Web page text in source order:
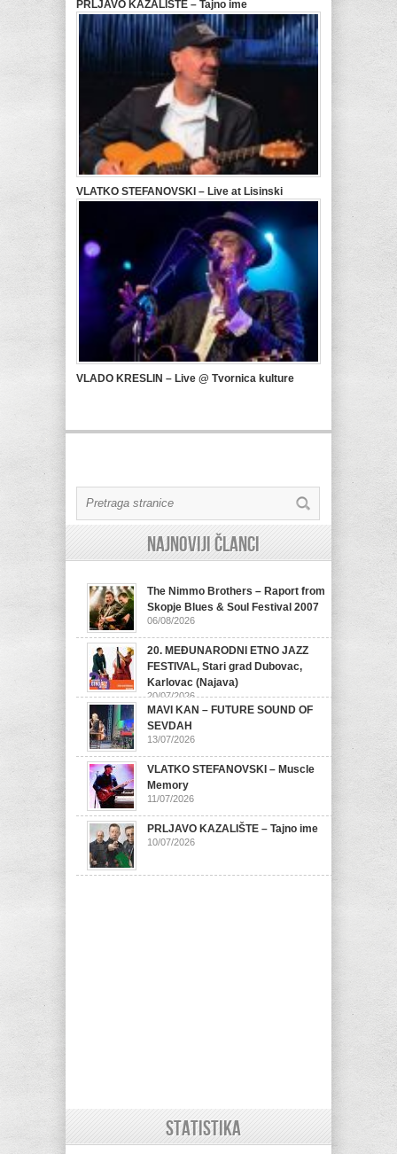
PRLJAVO KAZALIŠTE – Tajno ime
VLATKO STEFANOVSKI – Live at Lisinski
VLADO KRESLIN – Live @ Tvornica kulture
Najnoviji članci
The Nimmo Brothers – Raport from
Skopje Blues & Soul Festival 2007
06/08/2026
20. MEĐUNARODNI ETNO JAZZ
FESTIVAL, Stari grad Dubovac,
Karlovac (Najava)
20/07/2026
MAVI KAN – FUTURE SOUND OF
SEVDAH
13/07/2026
VLATKO STEFANOVSKI – Muscle
Memory
11/07/2026
PRLJAVO KAZALIŠTE – Tajno ime
10/07/2026
STATISTIKA